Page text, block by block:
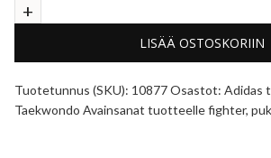
LISÄÄ OSTOSKORIIN
Tuotetunnus (SKU): 10877Osastot: Adidas
Taekwondo Avainsanat tuotteellefighter,